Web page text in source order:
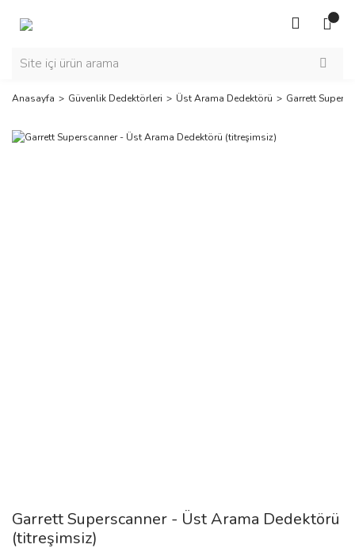
Anasayfa Güvenlik Dedektörleri Üst Arama Dedektörü Garrett
Garrett Superscanner - Üst Arama Dedektörü
(titreşimsiz)